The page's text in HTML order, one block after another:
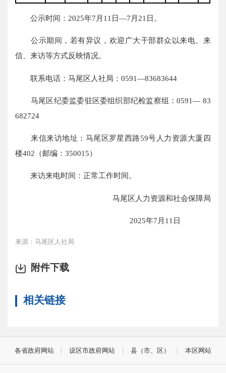
公示时间：2025年7月11日—7月21日。
公示期间，若有异议，欢迎广大干部群众以来电、来
信、来访等方式反映情况。
联系电话：马尾区人社局：0591—83683644
马尾区纪委监委驻区委组织部纪检监察组：0591— 83
682724
来信来访地址：马尾区罗星西路59号人力资源大厦四
楼402（邮编：350015）
来访来电时间：正常工作时间。
马尾区人力资源和社会保障局
2025年7月11日
来源：马尾区人社局
附件下载
相关链接
各省政府网站 设区市政府网站 县（市、区） 本区网站